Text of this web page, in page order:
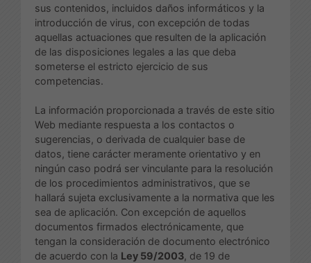
sus contenidos, incluidos daños informáticos y la
introducción de virus, con excepción de todas
aquellas actuaciones que resulten de la aplicación
de las disposiciones legales a las que deba
someterse el estricto ejercicio de sus
competencias.
La información proporcionada a través de este sitio
Web mediante respuesta a los contactos o
sugerencias, o derivada de cualquier base de
datos, tiene carácter meramente orientativo y en
ningún caso podrá ser vinculante para la resolución
de los procedimientos administrativos, que se
hallará sujeta exclusivamente a la normativa que les
sea de aplicación. Con excepción de aquellos
documentos firmados electrónicamente, que
tengan la consideración de documento electrónico
de acuerdo con la Ley 59/2003, de 19 de